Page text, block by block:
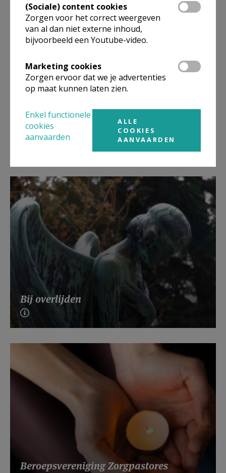
Info & Aanvraag Misintenties
Bij overlijden
Beroepsvereniging Zorgpastores
(Sociale) content cookies
Zorgen voor het correct weergeven
van al dan niet externe inhoud,
bijvoorbeeld een Youtube-video.
Marketing cookies
Zorgen ervoor dat we je advertenties
op maat kunnen laten zien.
Enkel functionele
cookies
aanvaarden
ALLE
COOKIES
AANVAARDEN